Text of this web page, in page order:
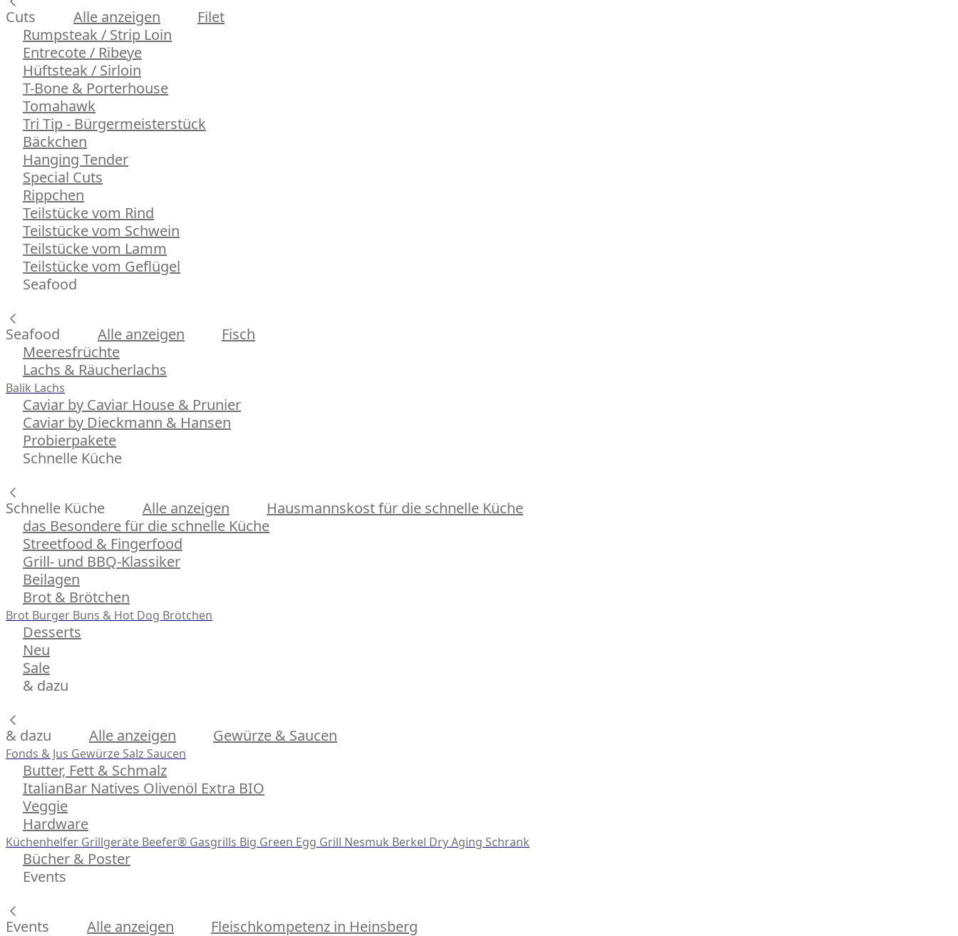
Cuts Alle anzeigen
Filet
Rumpsteak / Strip Loin
Entrecote / Ribeye
Hüftsteak / Sirloin
T-Bone & Porterhouse
Tomahawk
Tri Tip - Bürgermeisterstück
Bäckchen
Hanging Tender
Special Cuts
Rippchen
Teilstücke vom Rind
Teilstücke vom Schwein
Teilstücke vom Lamm
Teilstücke vom Geflügel
Seafood
Seafood Alle anzeigen
Fisch
Meeresfrüchte
Lachs & Räucherlachs
Balik Lachs
Caviar by Caviar House & Prunier
Caviar by Dieckmann & Hansen
Probierpakete
Schnelle Küche
Schnelle Küche Alle anzeigen
Hausmannskost für die schnelle Küche
das Besondere für die schnelle Küche
Streetfood & Fingerfood
Grill- und BBQ-Klassiker
Beilagen
Brot & Brötchen
Brot Burger Buns & Hot Dog Brötchen
Desserts
Neu
Sale
& dazu
& dazu Alle anzeigen Gewürze & Saucen
Fonds & Jus Gewürze Salz Saucen
Butter, Fett & Schmalz
ItalianBar Natives Olivenöl Extra BIO
Veggie
Hardware
Küchenhelfer Grillgeräte Beefer® Gasgrills Big Green Egg Grill Nesmuk Berkel Dry Aging Schrank
Bücher & Poster
Events
Events Alle anzeigen
Fleischkompetenz in Heinsberg